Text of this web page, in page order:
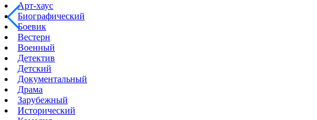
Арт-хаус
Биографический
Боевик
Вестерн
Военный
Детектив
Детский
Документальный
Драма
Зарубежный
Исторический